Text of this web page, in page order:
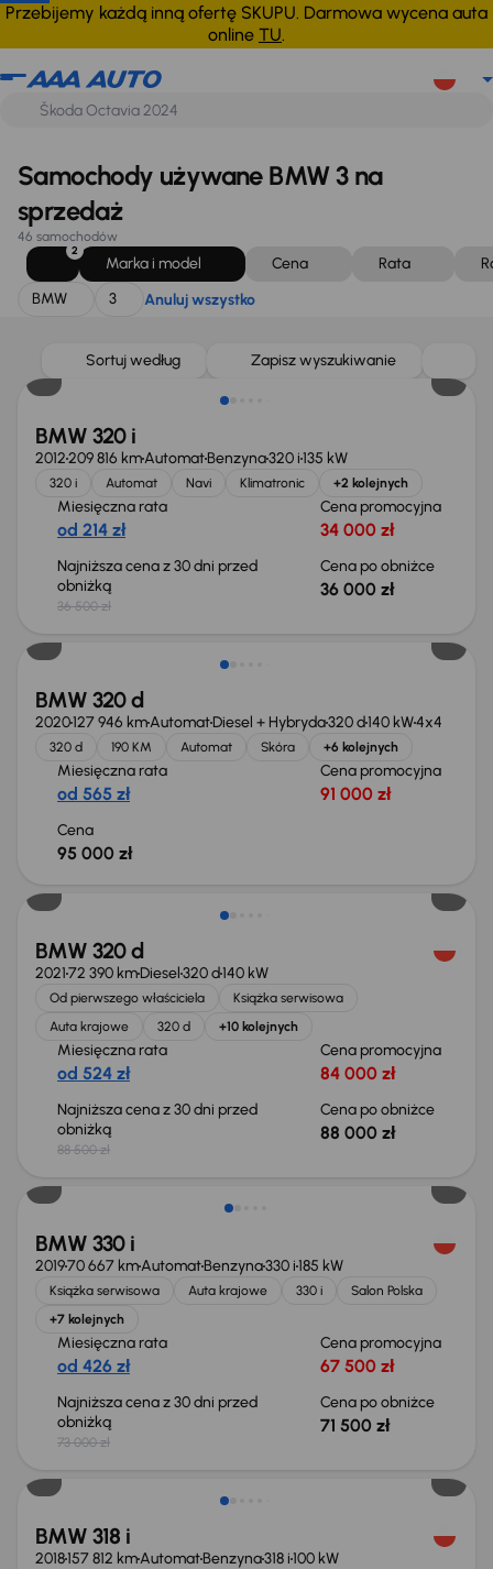
Przebijemy każdą inną ofertę SKUPU. Darmowa wycena auta
online TU.
BMW 3 Anuluj wszystko
Samochody używane BMW 3 na
sprzedaż
46 samochodów
2
Marka i model Cena Rata
BMW
3 Anuluj wszystko
Sortuj według Zapisz wyszukiwanie
Taniej o 500 zł
BMW 320 i
2012209 816 kmAutomatBenzyna320 i135 kW
320 i Automat Navi Klimatronic +2 kolejnych
Miesięczna rata
od 214 zł
Cena promocyjna
34 000 zł
Najniższa cena z 30 dni przed
obniżką
36 500 zł
Cena po obniżce
36 000 zł
BMW 320 d
2020127 946 kmAutomatDiesel + Hybryda320 d140 kW4x4
320 d 190 KM Automat Skóra +6 kolejnych
Miesięczna rata
od 565 zł
Cena promocyjna
91 000 zł
Cena
95 000 zł
Taniej o 500 zł
BMW 320 d
202172 390 kmDiesel320 d140 kW
Od pierwszego właściciela
Książka serwisowa
Auta krajowe
320 d +10 kolejnych
Miesięczna rata
od 524 zł
Cena promocyjna
84 000 zł
Najniższa cena z 30 dni przed
obniżką
88 500 zł
Cena po obniżce
88 000 zł
Taniej o 1 500 zł
BMW 330 i
201970 667 kmAutomatBenzyna330 i185 kW
Książka serwisowa Auta krajowe 330 i
Salon Polska
+7 kolejnych
Miesięczna rata
od 426 zł
Cena promocyjna
67 500 zł
Najniższa cena z 30 dni przed
obniżką
73 000 zł
Cena po obniżce
71 500 zł
BMW 318 i
2018157 812 kmAutomatBenzyna318 i100 kW